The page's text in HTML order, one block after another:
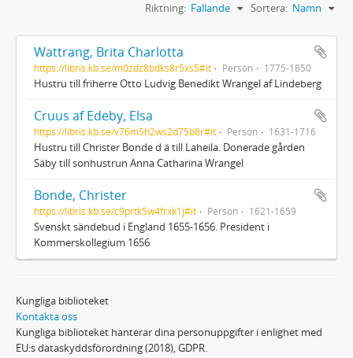
Sortera: Namn
Riktning: Fallande
Wattrang, Brita Charlotta
https://libris.kb.se/m0zdz8bdks8r5xs5#it Person 1775-1850
Hustru till friherre Otto Ludvig Benedikt Wrangel af Lindeberg
Cruus af Edeby, Elsa
https://libris.kb.se/v76m5h2ws2d75b8r#it Person 1631-1716
Hustru till Christer Bonde d ä till Laheila. Donerade gården
Säby till sonhustrun Anna Catharina Wrangel
Bonde, Christer
https://libris.kb.se/c9prtk5w4frxk1j#it Person 1621-1659
Svenskt sändebud i England 1655-1656. President i
Kommerskollegium 1656
Kungliga biblioteket
Kontakta oss
Kungliga biblioteket hanterar dina personuppgifter i enlighet med
EU:s dataskyddsförordning (2018), GDPR.